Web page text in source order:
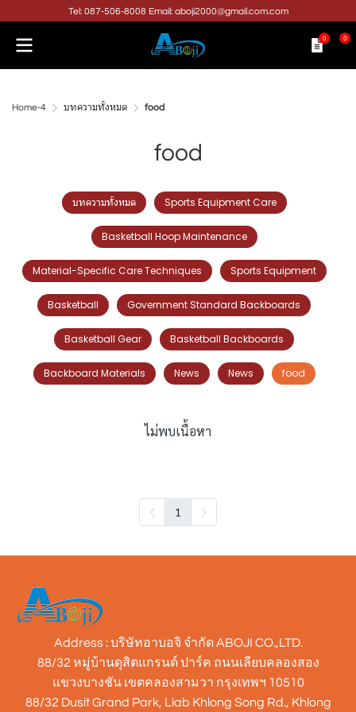
Tel: 087-506-8008 Email: aboji2000@gmail.com.com
0 0
Home-4 บทความทั้งหมด food
food
บทความทั้งหมด Sports Equipment Care
Basketball Hoop Maintenance
Material-Specific Care Techniques Sports Equipment
Basketball Government Standard Backboards
Basketball Gear Basketball Backboards
Backboard Materials News News food
ไม่พบเนื้อหา
1
Address : บริษัทอาบอจิ จำกัด ABOJI CO.,LTD.
88/32 หมู่บ้านดุสิตแกรนด์ ปาร์ค ถนนเลียบคลองสอง
แขวงบางชัน เขตคลองสามวา กรุงเทพฯ 10510
88/32 Dusit Grand Park, Liab Khlong Song Rd., Khlong